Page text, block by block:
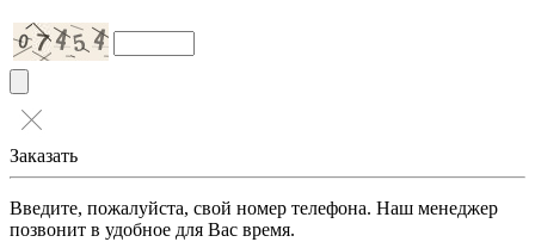
Заказать
Введите, пожалуйста, свой номер телефона. Наш менеджер
позвонит в удобное для Вас время.